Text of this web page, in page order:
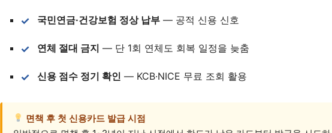
국민연금·건강보험 정상 납부 — 공적 신용 신호
연체 절대 금지 — 단 1회 연체도 회복 일정을 늦춤
신용 점수 정기 확인 — KCB·NICE 무료 조회 활용
면책 후 첫 신용카드 발급 시점